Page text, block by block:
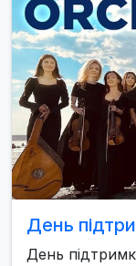
День
День